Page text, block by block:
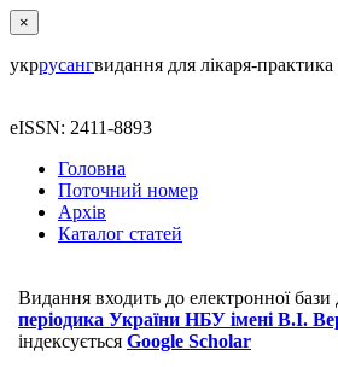
×
укррусангвидання для лікаря-практика
eISSN: 2411-8893
Головна
Поточний номер
Архів
Каталог статей
Видання входить до електронної бази
періодика України НБУ імені В.І.
індексується Google Scholar